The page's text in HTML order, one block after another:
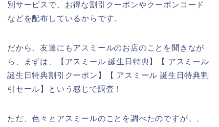
別サービスで、お得な割引クーポンやクーポンコード
などを配布しているからです。
だから、友達にもアスミールのお店のことを聞きなが
ら、まずは、【アスミール 誕生日特典】【 アスミール
誕生日特典割引クーポン】【 アスミール 誕生日特典割
引セール】という感じで調査！
ただ、色々とアスミールのことを調べたのですが、、